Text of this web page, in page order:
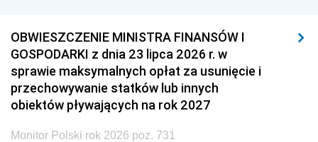
OBWIESZCZENIE MINISTRA FINANSÓW I
GOSPODARKI z dnia 23 lipca 2026 r. w
sprawie maksymalnych opłat za usunięcie i
przechowywanie statków lub innych
obiektów pływających na rok 2027
Monitor Polski rok 2026 poz. 731